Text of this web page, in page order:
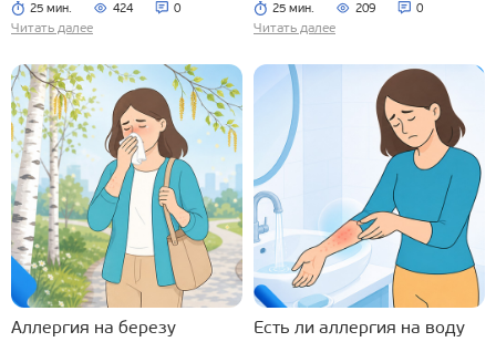
25 мин. 424 0
Читать далее
25 мин. 209 0
Читать далее
Аллергия на березу Есть ли аллергия на воду